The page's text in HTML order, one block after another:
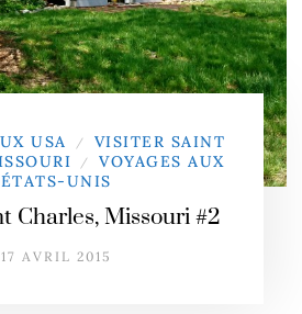
USA /
VISITER SAINT
/
VOYAGES AUX
ÉTATS-UNIS
Charles, Missouri #2
17 AVRIL 2015